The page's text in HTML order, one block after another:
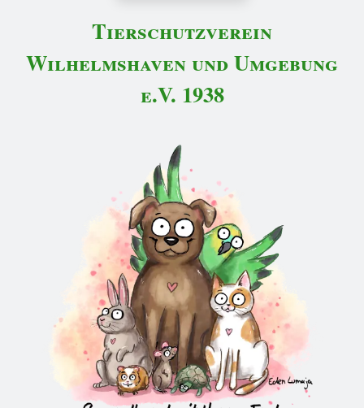
Tierschutzverein
Wilhelmshaven und Umgebung
e.V. 1938